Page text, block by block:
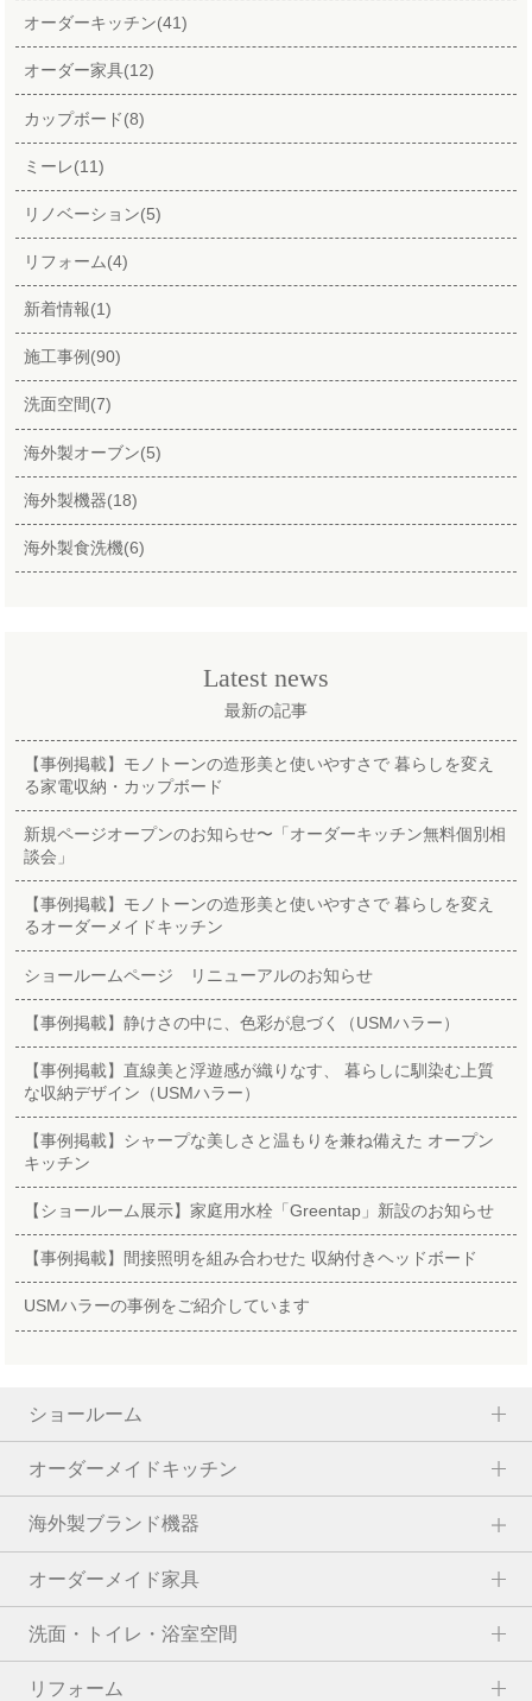
オーダーキッチン(41)
オーダー家具(12)
カップボード(8)
ミーレ(11)
リノベーション(5)
リフォーム(4)
新着情報(1)
施工事例(90)
洗面空間(7)
海外製オーブン(5)
海外製機器(18)
海外製食洗機(6)
Latest news
最新の記事
【事例掲載】モノトーンの造形美と使いやすさで 暮らしを変え
る家電収納・カップボード
新規ページオープンのお知らせ〜「オーダーキッチン無料個別相
談会」
【事例掲載】モノトーンの造形美と使いやすさで 暮らしを変え
るオーダーメイドキッチン
ショールームページ リニューアルのお知らせ
【事例掲載】静けさの中に、色彩が息づく（USMハラー）
【事例掲載】直線美と浮遊感が織りなす、 暮らしに馴染む上質
な収納デザイン（USMハラー）
【事例掲載】シャープな美しさと温もりを兼ね備えた オープン
キッチン
【ショールーム展示】家庭用水栓「Greentap」新設のお知らせ
【事例掲載】間接照明を組み合わせた 収納付きヘッドボード
USMハラーの事例をご紹介しています
ショールーム
オーダーメイドキッチン
海外製ブランド機器
オーダーメイド家具
洗面・トイレ・浴室空間
リフォーム